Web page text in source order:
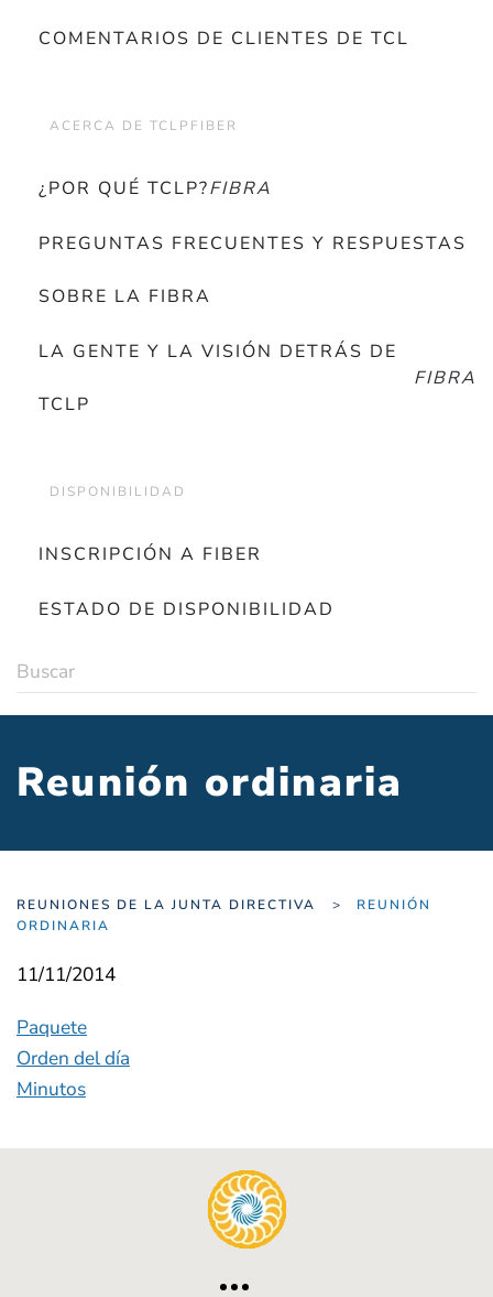
COMENTARIOS DE CLIENTES DE TCL
ACERCA DE TCLPFIBER
¿POR QUÉ TCLP?FIBRA
PREGUNTAS FRECUENTES Y RESPUESTAS
SOBRE LA FIBRA
LA GENTE Y LA VISIÓN DETRÁS DE
TCLP
FIBRA
DISPONIBILIDAD
INSCRIPCIÓN A FIBER
ESTADO DE DISPONIBILIDAD
Reunión ordinaria
REUNIONES DE LA JUNTA DIRECTIVA
REUNIÓN
ORDINARIA
11/11/2014
Paquete
Orden del día
Minutos